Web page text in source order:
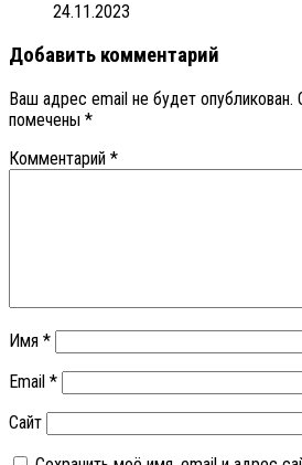
24.11.2023
Добавить комментарий
Ваш адрес email не будет опубликован.
помечены *
Комментарий *
Имя *
Email *
Сайт